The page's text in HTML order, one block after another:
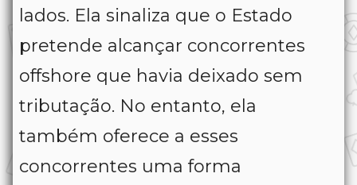
lados. Ela sinaliza que o Estado
pretende alcançar concorrentes
offshore que havia deixado sem
tributação. No entanto, ela
também oferece a esses
concorrentes uma forma